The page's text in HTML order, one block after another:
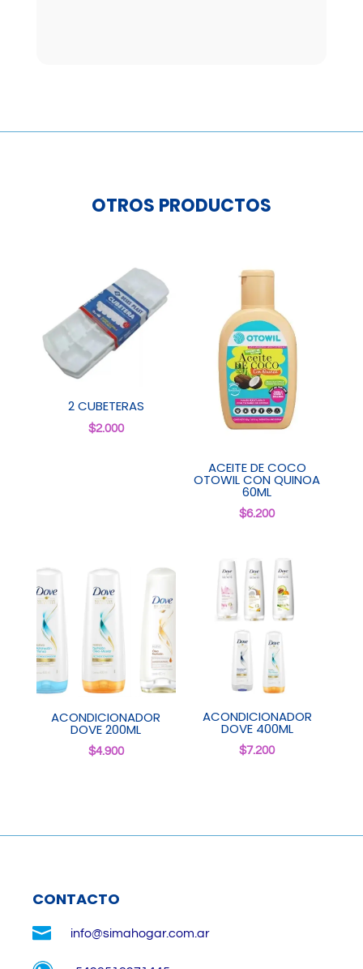
OTROS PRODUCTOS
2 CUBETERAS
$2.000
ACEITE DE COCO
OTOWIL CON QUINOA
60ML
$6.200
ACONDICIONADOR
DOVE 200ML
$4.900
ACONDICIONADOR
DOVE 400ML
$7.200
CONTACTO
 info@simahogar.com.ar